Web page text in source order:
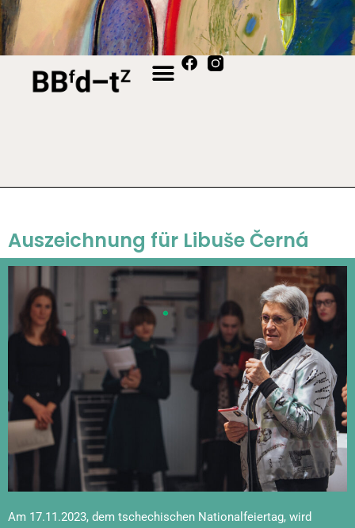
Auszeichnung für Libuše Černá
Am 17.11.2023, dem tschechischen Nationalfeiertag, wird